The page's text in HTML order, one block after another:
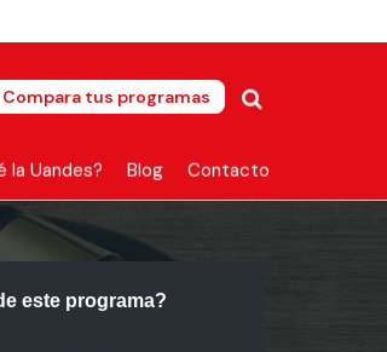
Compara tus programas
la Uandes? Blog Contacto
este programa?